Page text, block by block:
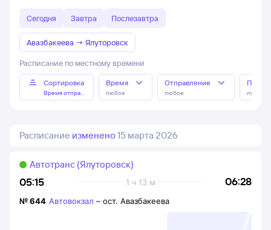
Сегодня Завтра Послезавтра
Авазбакеева → Ялуторовск
Расписание по местному времени
Сортировка
Время отправления
Время
любое
Отправление
любое любое
Расписание изменено 15 марта 2026
05:15 06:28
1 ч 13 м
Автотранс (Ялуторовск)
№644 Автовокзал – ост. Авазбакеева